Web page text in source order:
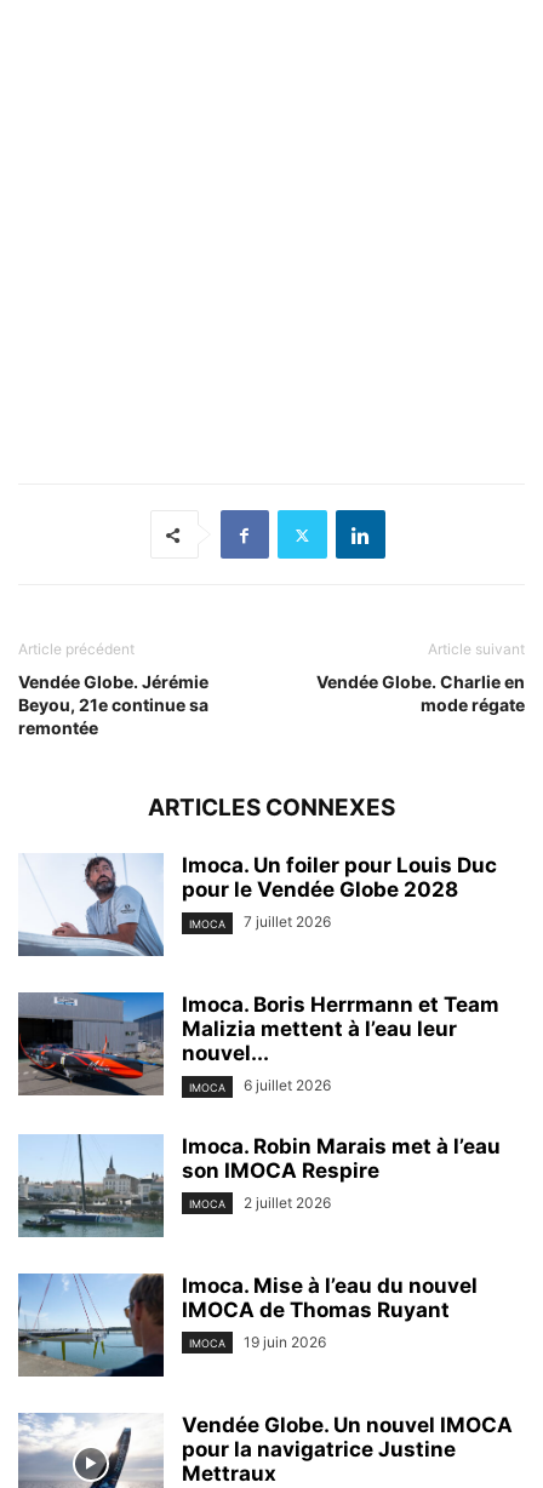
Article précédent
Vendée Globe. Jérémie
Beyou, 21e continue sa
remontée
Article suivant
Vendée Globe. Charlie en
mode régate
ARTICLES CONNEXES
Imoca. Un foiler pour Louis Duc
pour le Vendée Globe 2028
IMOCA 7 juillet 2026
Imoca. Boris Herrmann et Team
Malizia mettent à l’eau leur
nouvel...
IMOCA 6 juillet 2026
Imoca. Robin Marais met à l’eau
son IMOCA Respire
IMOCA 2 juillet 2026
Imoca. Mise à l’eau du nouvel
IMOCA de Thomas Ruyant
IMOCA 19 juin 2026
Vendée Globe. Un nouvel IMOCA
pour la navigatrice Justine
Mettraux